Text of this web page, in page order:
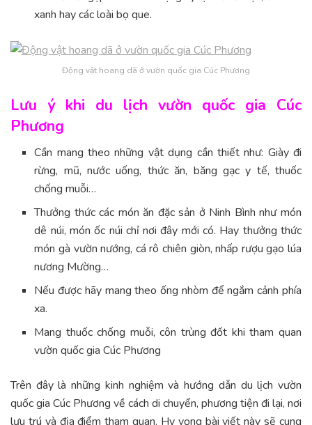
xanh hay các loài bọ que.
Động vật hoang dã ở vườn quốc gia Cúc Phương
Lưu ý khi du lịch vườn quốc gia Cúc
Phương
Cần mang theo những vật dụng cần thiết như: Giày đi
rừng, mũ, nước uống, thức ăn, băng gạc y tế, thuốc
chống muỗi…
Thưởng thức các món ăn đặc sản ở Ninh Bình như món
dê núi, món ốc núi chỉ nơi đây mới có. Hay thưởng thức
món gà vườn nướng, cá rô chiên giòn, nhấp rượu gạo lúa
nương Mường…
Nếu được hãy mang theo ống nhòm để ngắm cảnh phía
xa.
Mang thuốc chống muỗi, côn trùng đốt khi tham quan
vườn quốc gia Cúc Phương
Trên đây là những kinh nghiệm và hướng dẫn du lịch vườn
quốc gia Cúc Phương về cách di chuyển, phương tiện đi lại, nơi
lưu trú và địa điểm tham quan. Hy vọng bài viết này sẽ cung